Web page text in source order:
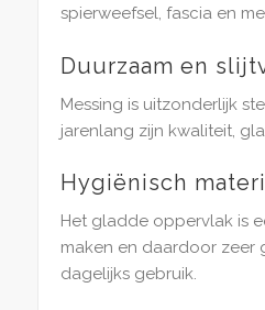
spierweefsel, fascia en
Duurzaam en
Messing is uitzonderlijk
jarenlang zijn kwaliteit,
Hygiënisch
Het gladde oppervlak is
maken en daardoor zeer
dagelijks gebruik.